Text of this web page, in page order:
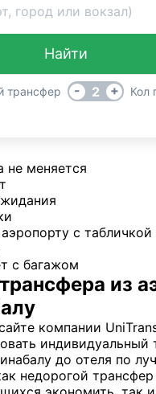
город или вокзал)
Найти
трансфер - 2 + Кол
не меняется
с табличкой
с багажом
из
компании
индивидуальный
до отеля по
недорогой трансфер